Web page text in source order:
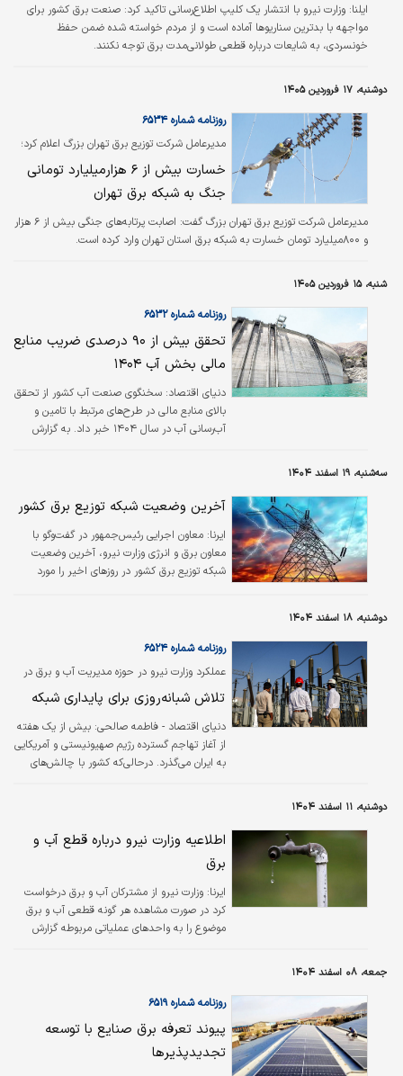
ایلنا: وزارت نیرو با انتشار یک کلیپ اطلاع‌رسانی تاکید کرد: صنعت برق کشور برای
مواجهه با بدترین سناریوها آماده است و از مردم خواسته شده ضمن حفظ
خونسردی، به شایعات درباره قطعی طولانی‌مدت برق توجه نکنند.
دوشنبه، ۱۷ فروردین ۱۴۰۵
مدیرعامل شرکت توزیع برق تهران بزرگ اعلام کرد؛
روزنامه شماره ۶۵۳۴
خسارت بیش از ۶ هزار‌میلیارد تومانی
جنگ به شبکه برق تهران
مدیرعامل شرکت توزیع برق تهران بزرگ گفت: اصابت پرتابه‌های جنگی بیش از ۶ هزار
و ۸۰۰‌میلیارد تومان خسارت به شبکه برق استان تهران وارد کرده است.
شنبه، ۱۵ فروردین ۱۴۰۵
روزنامه شماره ۶۵۳۲
تحقق بیش از ۹۰ درصدی ضریب منابع
مالی بخش آب ۱۴۰۴
دنیای اقتصاد:‌ سخنگوی صنعت آب کشور از تحقق
بالای منابع مالی در طرح‌های مرتبط با تامین و
آب‌رسانی آب در سال ۱۴۰۴ خبر داد. به گزارش
تامین آب به ۹۷درصد و در طرح‌های آب‌رسانی به
۹۵درصد رسیده است که نشان‌دهنده عملکرد
مطلوب در تامین منابع مورد نیاز این بخش است.
وی افزود: در ماه‌های پایانی سال به‌ویژه در
اسفندماه، تخصیص منابع مالی مناسبی انجام شد
سه‌شنبه، ۱۹ اسفند ۱۴۰۴
آخرین وضعیت شبکه توزیع برق کشور
ایرنا: معاون اجرایی رئیس‌جمهور در گفت‌وگو با
معاون برق و انرژی وزارت نیرو، آخرین وضعیت
شبکه توزیع برق کشور در روزهای اخیر را مورد
دوشنبه، ۱۸ اسفند ۱۴۰۴
عملکرد وزارت نیرو در حوزه مدیریت آب و برق در
هفته نخست جنگ تحمیلی بررسی شد
روزنامه شماره ۶۵۲۴
تلاش شبانه‌روزی برای پایداری شبکه
دنیای اقتصاد - فاطمه صالحی: بیش از یک هفته
از آغاز تهاجم گسترده رژیم صهیونیستی و آمریکایی
به ایران می‌گذرد. درحالی‌که کشور با چالش‌های
اطلاعیه‌های رسمی وزارت نیرو بر استمرار خدمات و
آمادگی نیروها تاکید دارند، اما تجربه روزمره
شهروندان در برخی مناطق، حکایت از فشار
مضاعف بر زیرساخت‌های این بخش و بروز برخی
نگرانی‌ها دارد. همچنین شایان توجه است در
مناطقی که فشار آب دچار افت می‌شد، در این
دوشنبه، ۱۱ اسفند ۱۴۰۴
اطلاعیه وزارت نیرو درباره قطع آب و
برق
ایرنا: وزارت نیرو از مشترکان آب و برق درخواست
کرد در صورت مشاهده هر گونه قطعی آب و برق
موضوع را به واحدهای عملیاتی مربوطه گزارش
جمعه، ۰۸ اسفند ۱۴۰۴
روزنامه شماره ۶۵۱۹
پیوند تعرفه برق صنایع با توسعه
تجدیدپذیرها